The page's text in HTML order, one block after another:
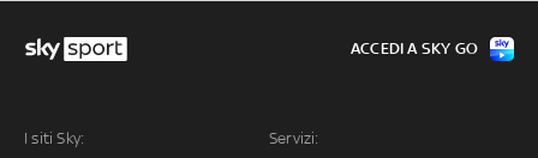
I siti Sky: Servizi:
ACCEDI A SKY GO